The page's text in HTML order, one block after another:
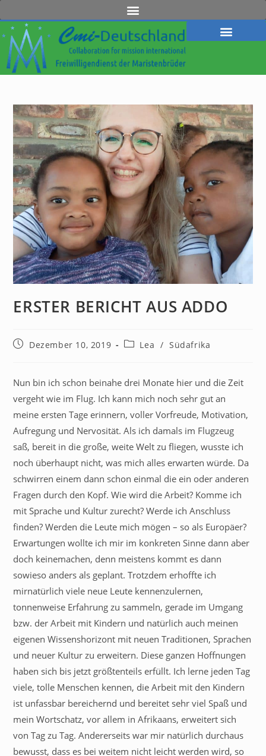
ERSTER BERICHT AUS ADDO
Dezember 10, 2019 Lea / Südafrika
Nun bin ich schon beinahe drei Monate hier und die Zeit
vergeht wie im Flug. Ich kann mich noch sehr gut an
meine ersten Tage erinnern, voller Vorfreude, Motivation,
Aufregung und Nervosität. Als ich damals im Flugzeug
saß, bereit in die große, weite Welt zu fliegen, wusste ich
noch überhaupt nicht, was mich alles erwarten würde. Da
schwirren einem dann schon einmal die ein oder anderen
Fragen durch den Kopf. Wie wird die Arbeit? Komme ich
mit Sprache und Kultur zurecht? Werde ich Anschluss
finden? Werden die Leute mich mögen – so als Europäer?
Erwartungen wollte ich mir im konkreten Sinne dann aber
doch keinemachen, denn meistens kommt es dann
sowieso anders als geplant. Trotzdem erhoffte ich
mirnatürlich viele neue Leute kennenzulernen,
tonnenweise Erfahrung zu sammeln, gerade im Umgang
bzw. der Arbeit mit Kindern und natürlich auch meinen
eigenen Wissenshorizont mit neuen Traditionen, Sprachen
und neuer Kultur zu erweitern. Diese ganzen Hoffnungen
haben sich bis jetzt größtenteils erfüllt. Ich lerne jeden Tag
viele, tolle Menschen kennen, die Arbeit mit den Kindern
ist unfassbar bereichernd und bereitet sehr viel Spaß und
mein Wortschatz, vor allem in Afrikaans, erweitert sich
von Tag zu Tag. Andererseits war mir natürlich durchaus
bewusst, dass es bei weitem nicht leicht werden wird, so